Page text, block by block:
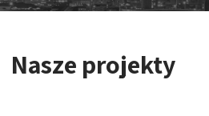
Nasze projekty